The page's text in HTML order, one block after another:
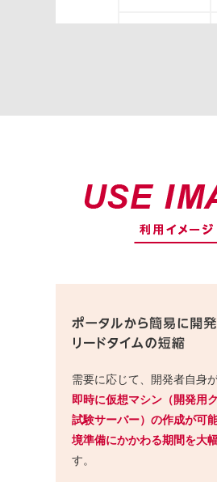
ト
Microsoft 365
ネットワーク ファイアウォール
セキュリティグルー
プ
需要に応じて、開発者自身
即時に仮想マシン（開発用
試験サーバー）の作成が可
境準備にかかわる期間を大
す。